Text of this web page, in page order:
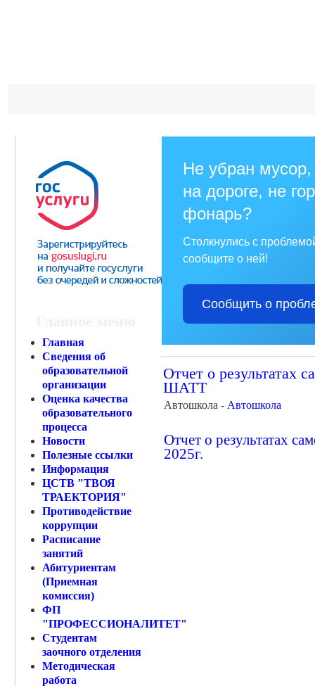
Главная
Сведения об
образовательной
организации
Оценка качества
образовательного
процесса
Новости
Полезные ссылки
Информация
ЦСТВ "ТВОЯ
ТРАЕКТОРИЯ"
Противодействие
коррупции
Расписание
занятий
Абитуриентам
(Приемная
комиссия)
ФП
"ПРОФЕССИОНАЛИТЕТ"
Студентам
заочного отделения
Методическая
работа
Не убран
на дороге, не
фонарь?
Столкнулись с
сообщите о ней!
Сообщить о
Отчет о результатах
ШАТТ
Автошкола - Автошкола
Отчет о результатах
2025г.